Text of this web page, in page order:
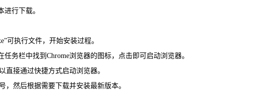
行下载。
可执行文件，开始安装过程。
务栏中找到Chrome浏览器的图标，点击即可启动浏览器。
直接通过快捷方式启动浏览器。
然后根据需要下载并安装最新版本。